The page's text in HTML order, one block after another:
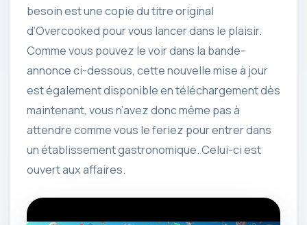
besoin est une copie du titre original
d’Overcooked pour vous lancer dans le plaisir.
Comme vous pouvez le voir dans la bande-
annonce ci-dessous, cette nouvelle mise à jour
est également disponible en téléchargement dès
maintenant, vous n’avez donc même pas à
attendre comme vous le feriez pour entrer dans
un établissement gastronomique. Celui-ci est
ouvert aux affaires.